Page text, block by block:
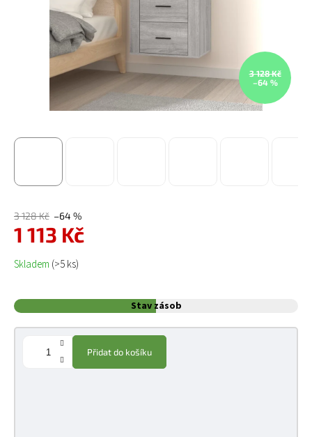
3 128 Kč
–64 %
3 128 Kč –64 %
1 113 Kč
Měrná cena:
Skladem (>5 ks)
Stav zásob
Přidat do košíku